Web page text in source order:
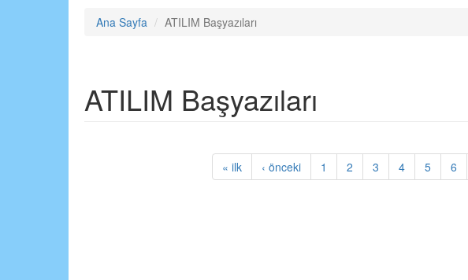
Ana Sayfa ATILIM Başyazıları
ATILIM Başyazıları
« ilk ‹ önceki 1 2 3 4 5 6